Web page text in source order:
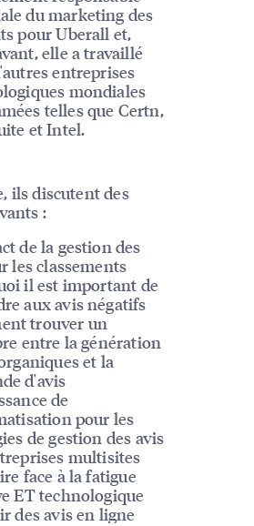
du marketing des
pour Uberall et,
elle a travaillé
entreprises
mondiales
telles que Certn,
et Intel.
ils discutent des
:
de la gestion des
les classements
il est important de
aux avis négatifs
trouver un
entre la génération
et la
d'avis
de
pour les
de gestion des avis
multisites
face à la fatigue
ET technologique
des avis en ligne